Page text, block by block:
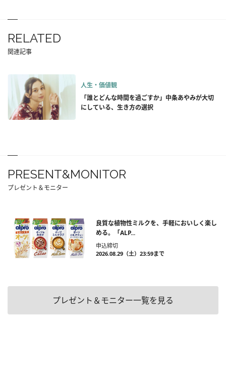
RELATED
関連記事
人生・価値観
「誰とどんな時間を過ごすか」中条あやみが大切
にしている、生き方の選択
PRESENT&MONITOR
プレゼント＆モニター
良質な植物性ミルクを、手軽においしく楽し
める。「ALP...
申込締切
2026.08.29（土）23:59まで
プレゼント＆モニター一覧を見る